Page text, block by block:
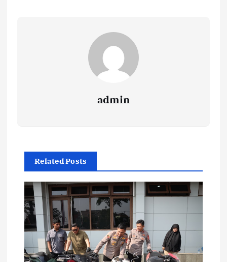
admin
Related Posts